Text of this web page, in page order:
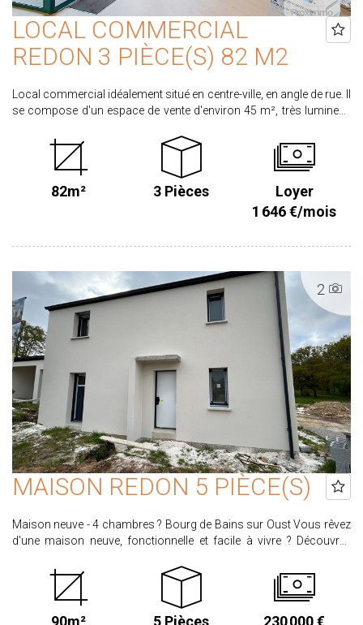
LOCAL COMMERCIAL
REDON 3 PIÈCE(S) 82 M2
Local commercial idéalement situé en centre-ville, en angle de rue. Il
se compose d'un espace de vente d'environ 45 m², très lumineux
comprend également un bureau, une spacieuse salle de pause
ainsi que des sanitaires. Libre Loyer mensuel HT : 1290.00€ soit
1548.00€ TTC Provision sur charges mensuel : 98.00 €TTC Dépôt
de garantie : 1548.00 € Retrouvez l'ensemble de nos annonces sur
2949.12 € TTC CLASSE ENERGIE : F CLASSE CLIMAT : C Les
informations sur les risques auxquels ce bien est exposé sont
disponibles sur le site www.georisques.gouv.fr Retrouvez
l'ensemble de nos biens sur www.proximmo-immobilier.com
82m² 3 Pièces
Loyer
1 646 €/mois
2
MAISON REDON 5 PIÈCE(S)
Maison neuve - 4 chambres ? Bourg de Bains sur Oust Vous rêvez
d'une maison neuve, fonctionnelle et facile à vivre ? Découvrez
séduit par sa belle pièce de vie lumineuse avec cuisine ouverte,
offrant un espace convivial et moderne pour partager de bons
moments en famille ou entre amis. La maison comprend
également : 4 chambres confortables 1 salle d'eau et 1 salle de
90m² 5 Pièces 230 000 €